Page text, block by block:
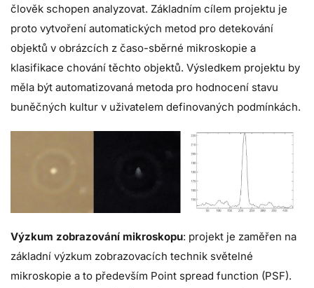
člověk schopen analyzovat. Základním cílem projektu je
proto vytvoření automatických metod pro detekování
objektů v obrázcích z časo-sběrné mikroskopie a
klasifikace chování těchto objektů. Výsledkem projektu by
měla být automatizovaná metoda pro hodnocení stavu
buněčných kultur v uživatelem definovaných podmínkách.
Výzkum zobrazování mikroskopu: projekt je zaměřen na
základní výzkum zobrazovacích technik světelné
mikroskopie a to především Point spread function (PSF).